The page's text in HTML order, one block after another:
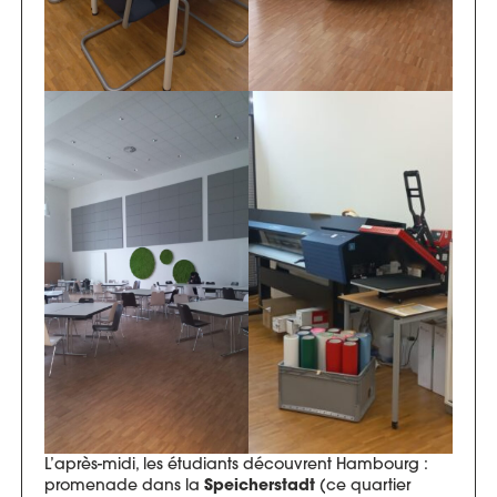
L’après-midi, les étudiants découvrent Hambourg :
promenade dans la Speicherstadt (ce quartier